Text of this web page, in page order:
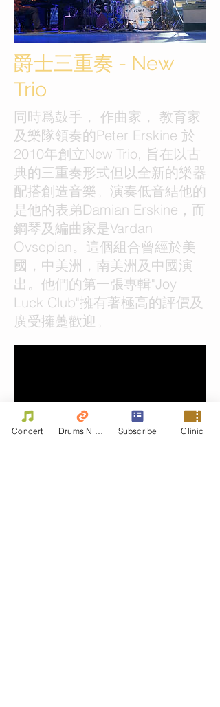
爵士三重奏 - New
Trio
同時爲鼓手， 作曲家， 教育家
及樂隊領奏的Peter Erskine 於
2010年創立New Trio, 旨在以古
典的三重奏形式但以全新的樂器
配搭創造音樂。演奏低音結他的
是他的表弟Damian Erskine，而
鋼琴及編曲家是Vardan
Ovsepian。這個組合曾經於美
國，中美洲，南美洲及中國演
出。他們的第一張專輯"Joy
Luck Club"擁有著極高的評價及
廣受擁躉歡迎。
Concert Subscribe Clinic